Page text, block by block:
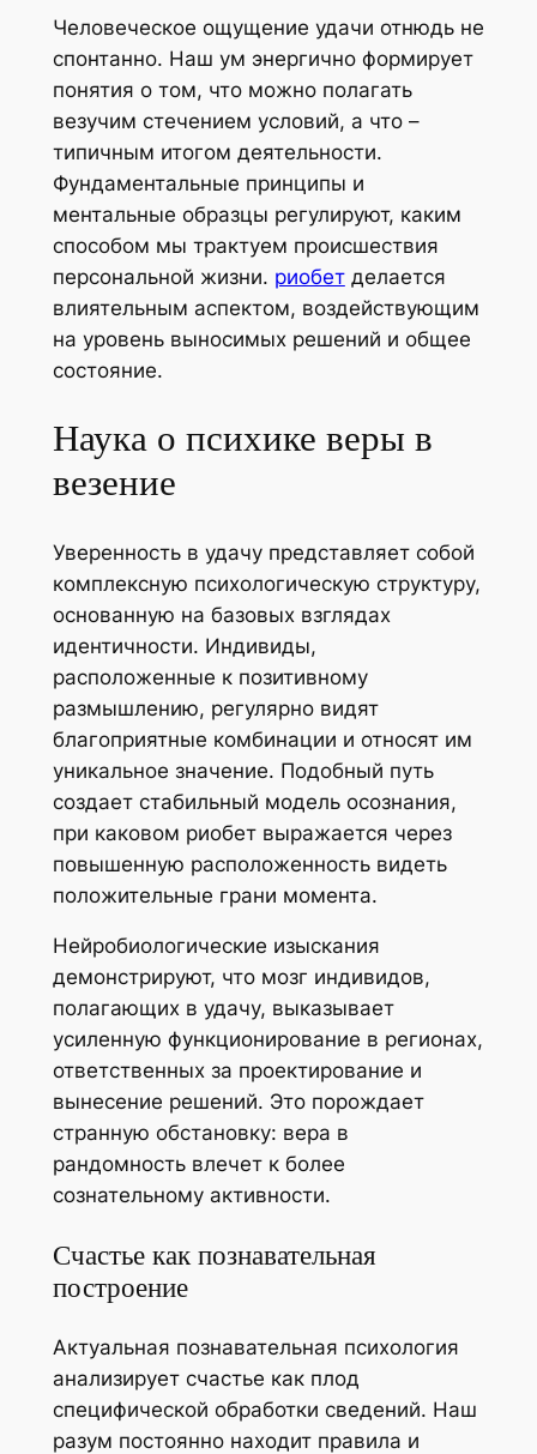
Человеческое ощущение удачи отнюдь не
спонтанно. Наш ум энергично формирует
понятия о том, что можно полагать
везучим стечением условий, а что –
типичным итогом деятельности.
Фундаментальные принципы и
ментальные образцы регулируют, каким
способом мы трактуем происшествия
персональной жизни. риобетделается
влиятельным аспектом, воздействующим
на уровень выносимых решений и общее
состояние.
Наука о психике веры в
везение
Уверенность в удачу представляет собой
комплексную психологическую структуру,
основанную на базовых взглядах
идентичности. Индивиды,
расположенные к позитивному
размышлению, регулярно видят
благоприятные комбинации и относят им
уникальное значение. Подобный путь
создает стабильный модель осознания,
при каковом риобет выражается через
повышенную расположенность видеть
положительные грани момента.
Нейробиологические изыскания
демонстрируют, что мозг индивидов,
полагающих в удачу, выказывает
усиленную функционирование в регионах,
ответственных за проектирование и
вынесение решений. Это порождает
странную обстановку: вера в
рандомность влечет к более
сознательному активности.
Счастье как познавательная
построение
Актуальная познавательная психология
анализирует счастье как плод
специфической обработки сведений. Наш
разум постоянно находит правила и